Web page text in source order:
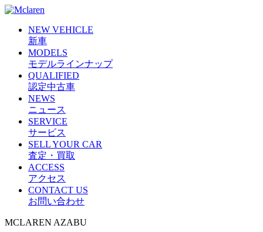
NEW VEHICLE
新車
MODELS
モデルラインナップ
QUALIFIED
認定中古車
NEWS
ニュース
SERVICE
サービス
SELL YOUR CAR
査定・買取
ACCESS
アクセス
CONTACT US
お問い合わせ
MCLAREN AZABU